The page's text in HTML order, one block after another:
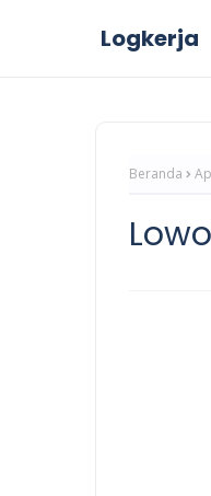
Logkerja
Beranda